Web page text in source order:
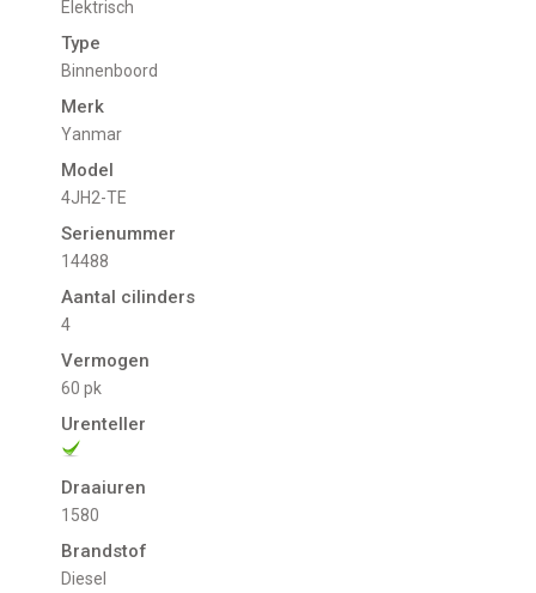
Elektrisch
Type
Binnenboord
Merk
Yanmar
Model
4JH2-TE
Serienummer
14488
Aantal cilinders
4
Vermogen
60 pk
Urenteller
Draaiuren
1580
Brandstof
Diesel